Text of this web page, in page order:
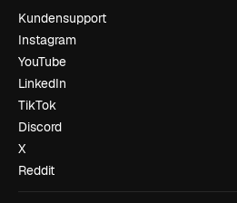
Kundensupport
Instagram
YouTube
LinkedIn
TikTok
Discord
X
Reddit